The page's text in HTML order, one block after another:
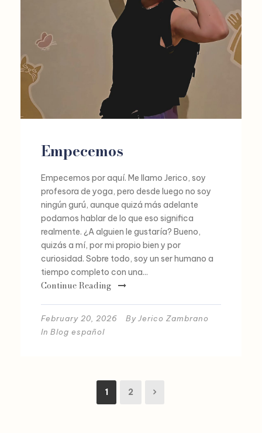
Empecemos
Empecemos por aquí. Me llamo Jerico, soy
profesora de yoga, pero desde luego no soy
ningún gurú, aunque quizá más adelante
podamos hablar de lo que eso significa
realmente. ¿A alguien le gustaría? Bueno,
quizás a mí, por mi propio bien y por
curiosidad. Sobre todo, soy un ser humano a
tiempo completo con una...
Continue Reading
February 20, 2026 ByJerico Zambrano
In Blog español
1 2